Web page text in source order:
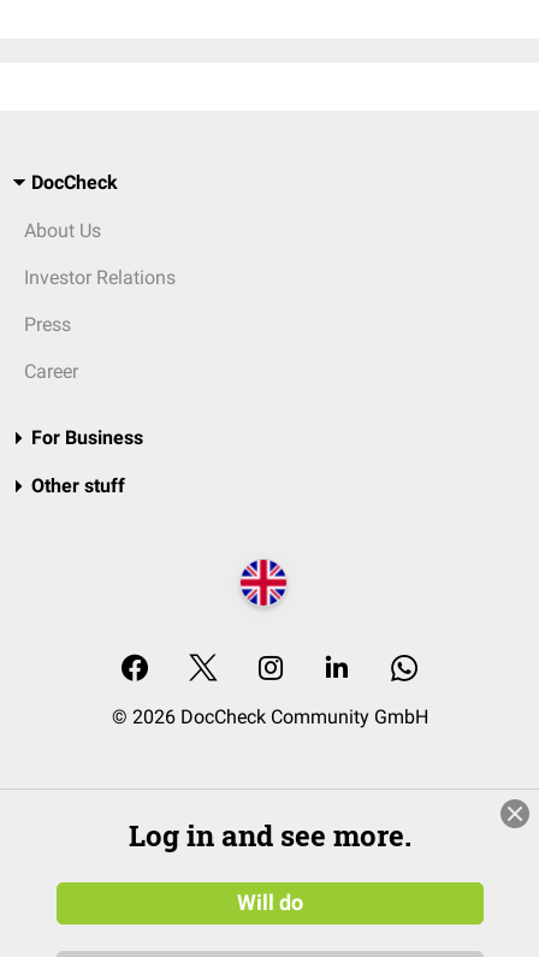
DocCheck
About Us
Investor Relations
Press
Career
For Business
Other stuff
© 2026 DocCheck Community GmbH
Log in and see more.
Will do